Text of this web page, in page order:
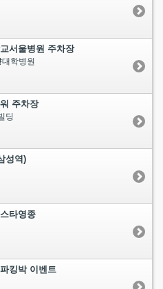
서울병원 주차장
학병원
주차장
딩
성역)
타영종
킹박 이벤트